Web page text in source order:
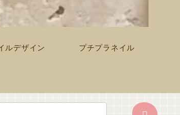
ルデザイン プチプラネイル